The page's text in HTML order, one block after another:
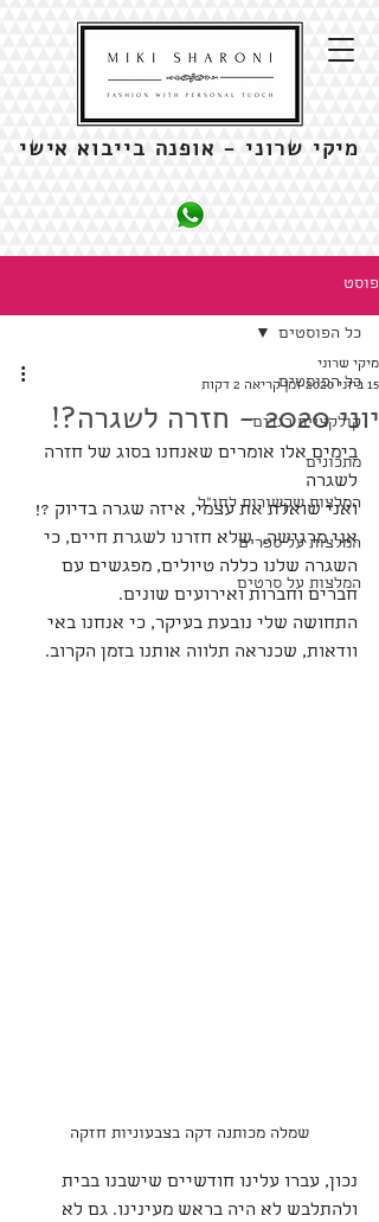
מיקי שרוני - אופנה בייבוא אישי
פוסט
כל הפוסטים
קולקציית בגדים
מתכונים
המלצות שקשורות לחו"ל
המלצות על ספרים
המלצות על סרטים
כל הפוסטים
יוני 2020 - חזרה לשגרה?!
מיקי שרוני
15 ביוני 2020
זמן קריאה 2 דקות
בימים אלו אומרים שאנחנו בסוג של חזרה
לשגרה
ואני שואלת את עצמי, איזה שגרה בדיוק ?!
אני מרגישה,  שלא חזרנו לשגרת חיים, כי
השגרה שלנו כללה טיולים, מפגשים עם
חברים וחברות ואירועים שונים.
התחושה שלי נובעת בעיקר, כי אנחנו באי
וודאות, שכנראה תלווה אותנו בזמן הקרוב.
שמלה מכותנה דקה בצבעוניות חזקה
נכון, עברו עלינו חודשיים שישבנו בבית
ולהתלבש לא היה בראש מעינינו. גם לא